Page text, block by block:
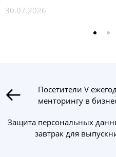
30.07.2026
Посетители V
менторингу в
Защита персональных
завтрак для